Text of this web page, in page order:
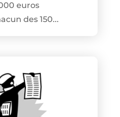
euros
des 150...